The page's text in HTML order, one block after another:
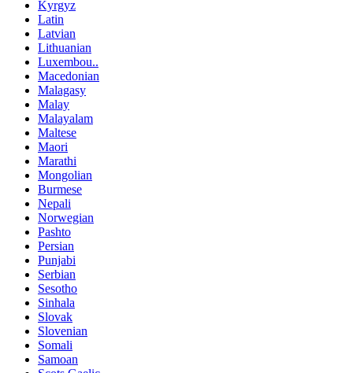
Kyrgyz
Latin
Latvian
Lithuanian
Luxembou..
Macedonian
Malagasy
Malay
Malayalam
Maltese
Maori
Marathi
Mongolian
Burmese
Nepali
Norwegian
Pashto
Persian
Punjabi
Serbian
Sesotho
Sinhala
Slovak
Slovenian
Somali
Samoan